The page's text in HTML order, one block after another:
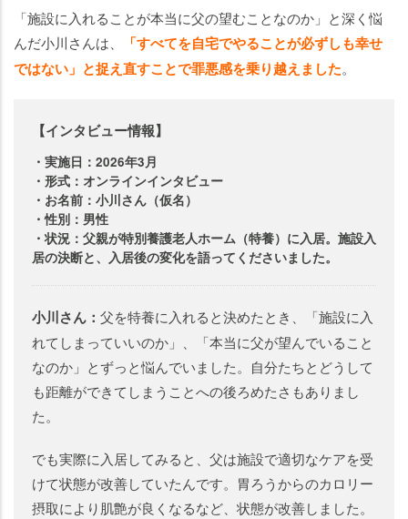
「施設に入れることが本当に父の望むことなのか」と深く悩
んだ小川さんは、
「すべてを自宅でやることが必ずしも幸せ
ではない」と捉え直すことで罪悪感を乗り越えました。
【インタビュー情報】
・実施日：2026年3月
・形式：オンラインインタビュー
・お名前：小川さん（仮名）
・性別：男性
・状況：父親が特別養護老人ホーム（特養）に入居。施設入
居の決断と、入居後の変化を語ってくださいました。
小川さん： 父を特養に入れると決めたとき、「施設に入
れてしまっていいのか」、「本当に父が望んでいること
なのか」とずっと悩んでいました。自分たちとどうして
も距離ができてしまうことへの後ろめたさもありまし
た。
でも実際に入居してみると、父は施設で適切なケアを受
けて状態が改善していたんです。胃ろうからのカロリー
摂取により肌艶が良くなるなど、状態が改善しました。